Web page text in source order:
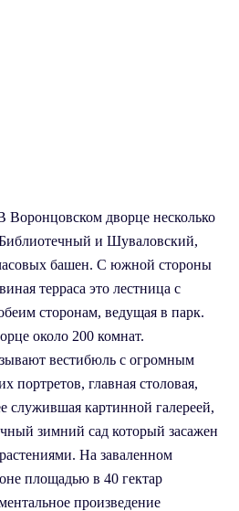
Воронцовском дворце несколько
и Шуваловский,
башен. С южной стороны
терраса это лестница с
сторонам, ведущая в парк.
около 200 комнат.
вестибюль с огромным
портретов, главная столовая,
служившая картинной галереей,
зимний сад который засажен
На заваленном
площадью в 40 гектар
произведение